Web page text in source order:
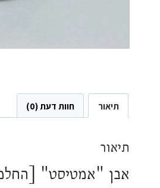
תיאור חוות דעת (0)
תיאור
אבן "אמטיסט"